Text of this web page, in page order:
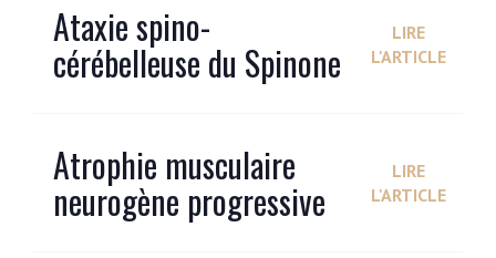
Ataxie spino-
cérébelleuse du Spinone
LIRE
L'ARTICLE
Atrophie musculaire
neurogène progressive
LIRE
L'ARTICLE